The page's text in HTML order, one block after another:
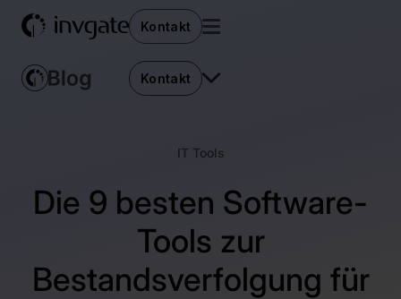
Kontakt
Kontakt
IT Tools
Die 9 besten Software-
Tools zur
Bestandsverfolgung für